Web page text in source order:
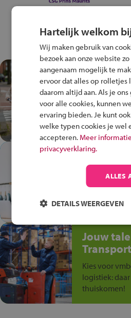
Test je
Fiets
Speel het
en win een
In de
plek!
Ontdek via
anders is!
Jouw
Kies voor
logistiek:
thuiskomen!
Hartelijk welkom
Wij maken gebruik van
bezoek aan onze website
aangenaam mogelijk te
ervoor dat alles op rolletjes
daarom altijd aan. Als je
voor alle cookies, kunnen
ervaring bieden. Je kunt
welke typen cookies je wel
accepteren. Meer
privacyverklaring.
ALLES
DETAILS WEERGEVEN